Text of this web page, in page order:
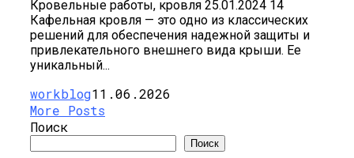
Кровельные работы, кровля 25.01.2024 14
Кафельная кровля — это одно из классических
решений для обеспечения надежной защиты и
привлекательного внешнего вида крыши. Ее
уникальный...
workblog11.06.2026
More Posts
Поиск
Поиск